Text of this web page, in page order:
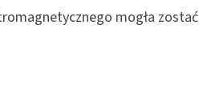
mogła zostać